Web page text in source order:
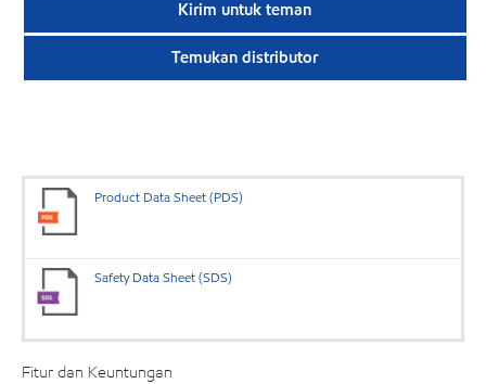
Kirim untuk teman
Temukan distributor
Product Data Sheet (PDS)
Safety Data Sheet (SDS)
Fitur dan Keuntungan